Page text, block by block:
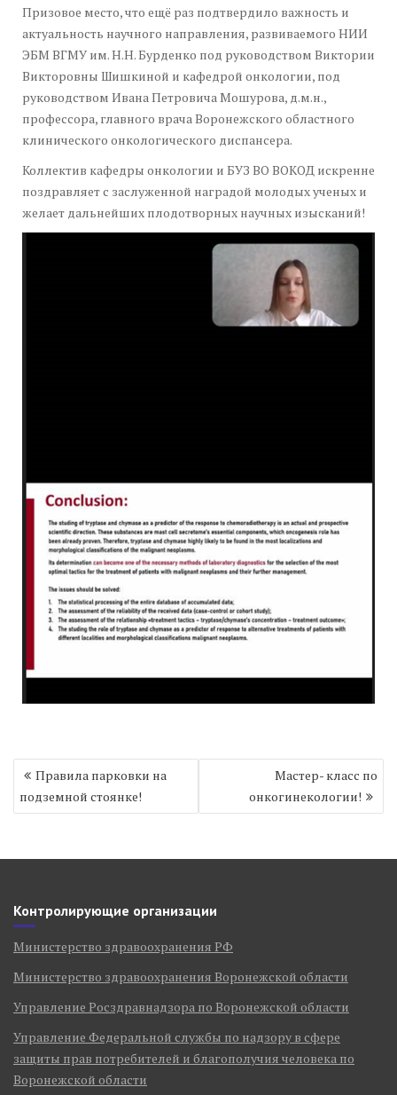
Призовое место, что ещё раз подтвердило важность и
актуальность научного направления, развиваемого НИИ
ЭБМ ВГМУ им. Н.Н. Бурденко под руководством Виктории
Викторовны Шишкиной и кафедрой онкологии, под
руководством Ивана Петровича Мошурова, д.м.н.,
профессора, главного врача Воронежского областного
клинического онкологического диспансера.
Коллектив кафедры онкологии и БУЗ ВО ВОКОД искренне
поздравляет с заслуженной наградой молодых ученых и
желает дальнейших плодотворных научных изысканий!
Навигация
по
записям
Правила парковки на
подземной стоянке!
Мастер- класс по
онкогинекологии!
Контролирующие организации
Министерство здравоохранения РФ
Министерство здравоохранения Воронежской области
Управление Росздравнадзора по Воронежской области
Управление Федеральной службы по надзору в сфере
защиты прав потребителей и благополучия человека по
Воронежской области